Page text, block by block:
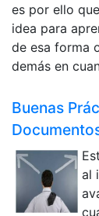
es por ello
idea para
de esa forma
demás en
Buenas
al